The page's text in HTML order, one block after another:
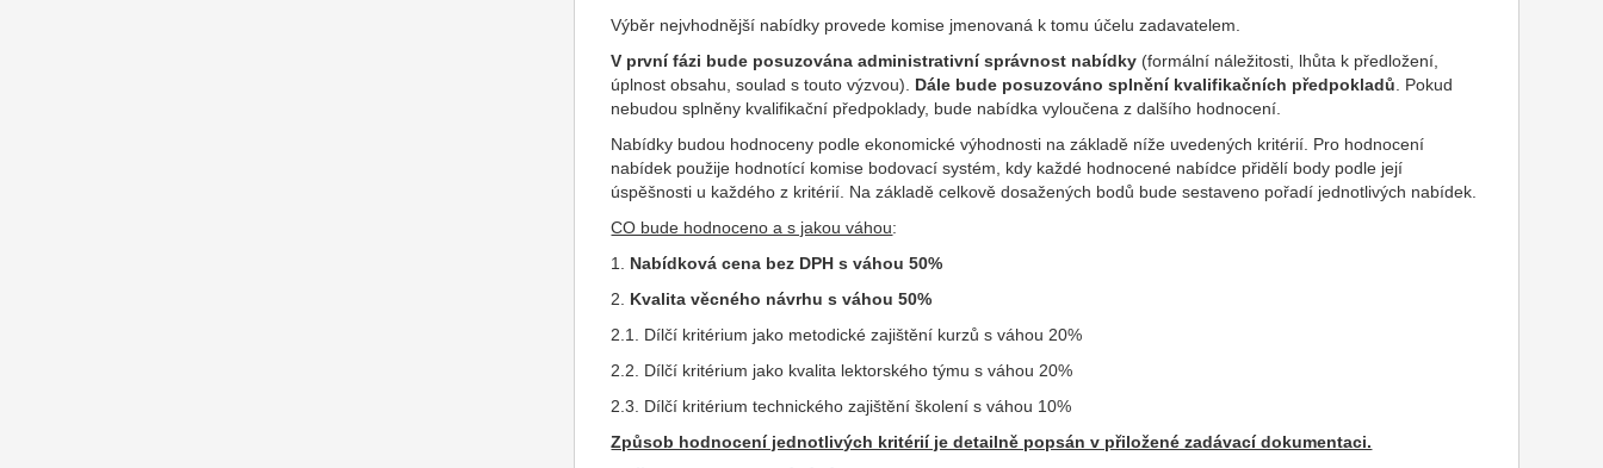
Výběr nejvhodnější nabídky provede komise jmenovaná k tomu účelu zadavatelem.
V první fázi bude posuzována administrativní správnost nabídky (formální náležitosti, lhůta k předložení,
úplnost obsahu, soulad s touto výzvou). Dále bude posuzováno splnění kvalifikačních předpokladů . Pokud
nebudou splněny kvalifikační předpoklady, bude nabídka vyloučena z dalšího hodnocení.
Nabídky budou hodnoceny podle ekonomické výhodnosti na základě níže uvedených kritérií. Pro hodnocení
nabídek použije hodnotící komise bodovací systém, kdy každé hodnocené nabídce přidělí body podle její
úspěšnosti u každého z kritérií. Na základě celkově dosažených bodů bude sestaveno pořadí jednotlivých nabídek.
CO bude hodnoceno a s jakou váhou:
1. Nabídková cena bez DPH s váhou 50%
2. Kvalita věcného návrhu s váhou 50%
2.1. Dílčí kritérium jako metodické zajištění kurzů s váhou 20%
2.2. Dílčí kritérium jako kvalita lektorského týmu s váhou 20%
2.3. Dílčí kritérium technického zajištění školení s váhou 10%
Způsob hodnocení jednotlivých kritérií je detailně popsán v přiložené zadávací dokumentaci.